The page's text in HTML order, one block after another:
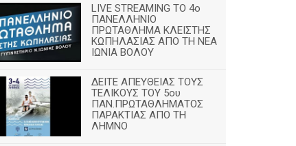
LIVE STREAMING ΤΟ 4ο
ΠΑΝΕΛΛΗΝΙΟ
ΠΡΩΤΑΘΛΗΜΑ ΚΛΕΙΣΤΗΣ
ΚΩΠΗΛΑΣΙΑΣ ΑΠΟ ΤΗ ΝΕΑ
ΙΩΝΙΑ ΒΟΛΟΥ
ΔΕΙΤΕ ΑΠΕΥΘΕΙΑΣ ΤΟΥΣ
ΤΕΛΙΚΟΥΣ ΤΟΥ 5ου
ΠΑΝ.ΠΡΩΤΑΘΛΗΜΑΤΟΣ
ΠΑΡΑΚΤΙΑΣ ΑΠΟ ΤΗ
ΛΗΜΝΟ